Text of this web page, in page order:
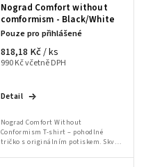
Nograd Comfort without
comformism - Black/White
Pouze pro přihlášené
990 Kč včetně DPH
818,18 Kč/ ks
Detail
Nograd Comfort Without
Conformism T-shirt – pohodlné
tričko s originálním potiskem. Skvělé